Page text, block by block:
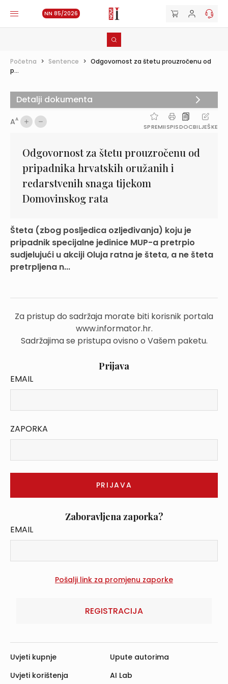
NN 85/2026
Početna > Sentence > Odgovornost za štetu prouzročenu od
p...
AA
SPREMIISPISDOCBILJEŠKE
Odgovornost za štetu prouzročenu od
pripadnika hrvatskih oružanih i
redarstvenih snaga tijekom
Domovinskog rata
Šteta (zbog posljedica ozljeđivanja) koju je
pripadnik specijalne jedinice MUP-a pretrpio
sudjelujući u akciji Oluja ratna je šteta, a ne šteta
pretrpljena n...
Za pristup do sadržaja morate biti korisnik portala
www.informator.hr.
Sadržajima se pristupa ovisno o Vašem paketu.
Prijava
EMAIL
ZAPORKA
Zaboravljena zaporka?
EMAIL
REGISTRACIJA
Detalji dokumenta
Uvjeti kupnje
Uvjeti korištenja
Upute autorima
AI Lab